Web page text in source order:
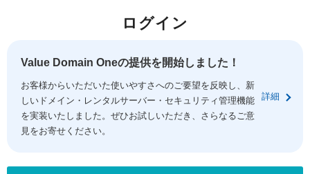
ドメイン移管
ドメイン価格一覧
ドメイン一括検索
.jpドメインオークション
コアサーバー
バリューサーバー
XREA
セキュリティトップ
Value Domain ネットde診断
SSL証明書
サービストップ
お得意様割引
facebook
ログイン
Value Domain Oneの提供を開始しました！
お客様からいただいた使いやすさへのご要望を反映し、新
しいドメイン・レンタルサーバー・セキュリティ管理機能
を実装いたしました。ぜひお試しいただき、さらなるご意
見をお寄せください。
詳細